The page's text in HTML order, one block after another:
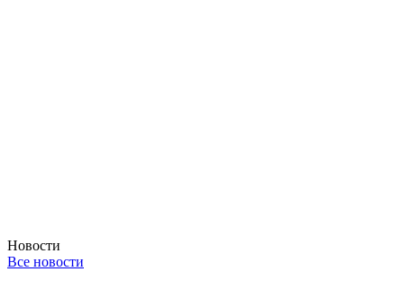
Новости
Все новости